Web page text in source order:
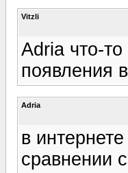
Vitzli
Adria что-
появления
Adria
в
сравнении